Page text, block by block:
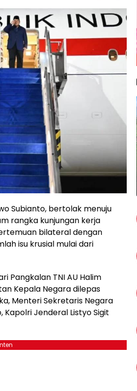
Subianto, bertolak menuju
rangka kunjungan kerja
bilateral dengan
isu krusial mulai dari
Pangkalan TNI AU Halim
Kepala Negara dilepas
Menteri Sekretaris Negara
Kapolri Jenderal Listyo Sigit